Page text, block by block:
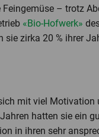
– trotz
«Bio-Hofwerk»
zirka 20 % ihrer
mit viel Motivation
hatten sie ein
in ihren sehr